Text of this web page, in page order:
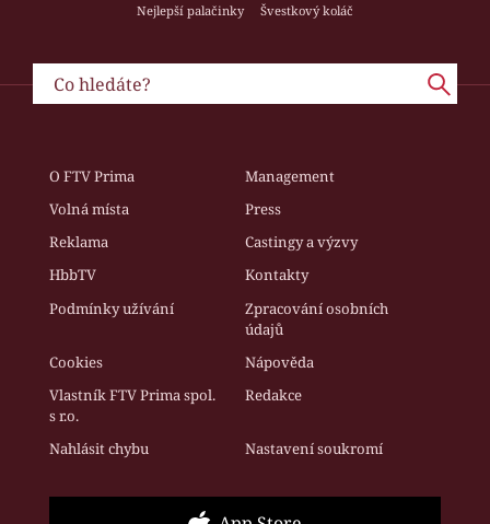
Nejlepší palačinky
Švestkový koláč
O FTV Prima
Management
Volná místa
Press
Reklama
Castingy a výzvy
HbbTV
Kontakty
Podmínky užívání
Zpracování osobních
údajů
Cookies
Nápověda
Vlastník FTV Prima spol.
s r.o.
Redakce
Nahlásit chybu Nastavení soukromí